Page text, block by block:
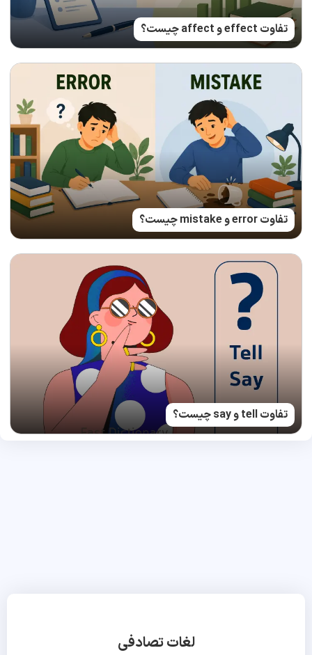
تفاوت effect و affect چیست؟
تفاوت error و mistake چیست؟
تفاوت tell و say چیست؟
لغات تصادفی